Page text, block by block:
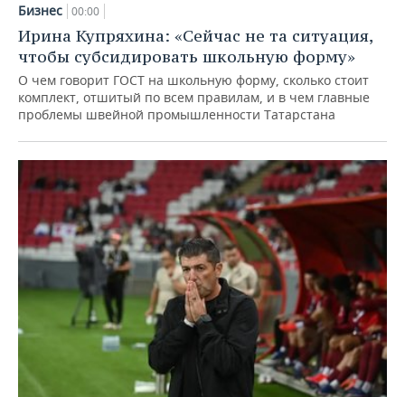
Бизнес 00:00
Ирина Купряхина: «Сейчас не та ситуация,
чтобы субсидировать школьную форму»
О чем говорит ГОСТ на школьную форму, сколько стоит
комплект, отшитый по всем правилам, и в чем главные
проблемы швейной промышленности Татарстана